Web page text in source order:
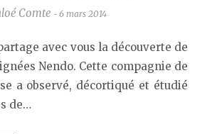
Comte - 6 mars 2014
avec vous la découverte de
Nendo. Cette compagnie de
a observé, décortiqué et étudié
de…